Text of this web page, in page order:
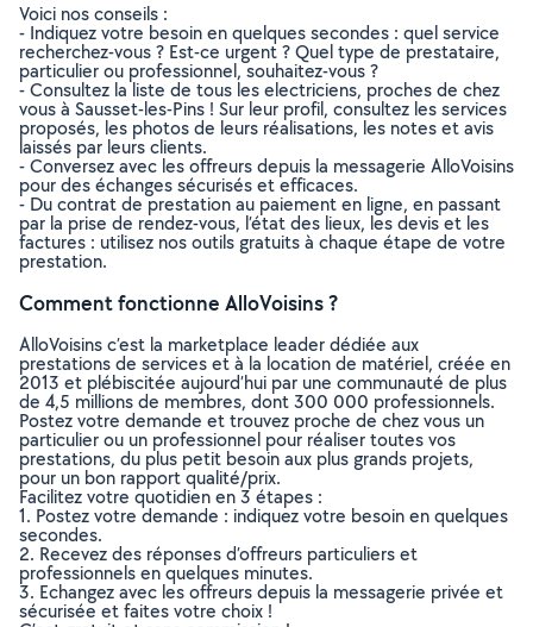
Voici nos conseils :
- Indiquez votre besoin en quelques secondes : quel service
recherchez-vous ? Est-ce urgent ? Quel type de prestataire,
particulier ou professionnel, souhaitez-vous ?
- Consultez la liste de tous les electriciens, proches de chez
vous à Sausset-les-Pins ! Sur leur profil, consultez les services
proposés, les photos de leurs réalisations, les notes et avis
laissés par leurs clients.
- Conversez avec les offreurs depuis la messagerie AlloVoisins
pour des échanges sécurisés et efficaces.
- Du contrat de prestation au paiement en ligne, en passant
par la prise de rendez-vous, l’état des lieux, les devis et les
factures : utilisez nos outils gratuits à chaque étape de votre
prestation.
Comment fonctionne AlloVoisins ?
AlloVoisins c’est la marketplace leader dédiée aux
prestations de services et à la location de matériel, créée en
2013 et plébiscitée aujourd’hui par une communauté de plus
de 4,5 millions de membres, dont 300 000 professionnels.
Postez votre demande et trouvez proche de chez vous un
particulier ou un professionnel pour réaliser toutes vos
prestations, du plus petit besoin aux plus grands projets,
pour un bon rapport qualité/prix.
Facilitez votre quotidien en 3 étapes :
1. Postez votre demande : indiquez votre besoin en quelques
secondes.
2. Recevez des réponses d’offreurs particuliers et
professionnels en quelques minutes.
3. Echangez avec les offreurs depuis la messagerie privée et
sécurisée et faites votre choix !